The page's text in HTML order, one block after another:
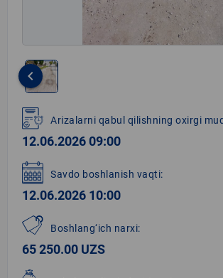
1
of
1
keyboard_arrow_left
Arizalarni qabul qilishning oxirgi
12.06.2026 09:00
Savdo boshlanish vaqti:
12.06.2026 10:00
Boshlang‘ich narxi:
65 250.00 UZS